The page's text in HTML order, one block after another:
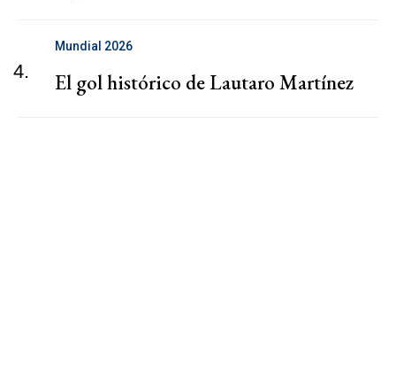
4.
Mundial 2026
El gol histórico de Lautaro Martínez